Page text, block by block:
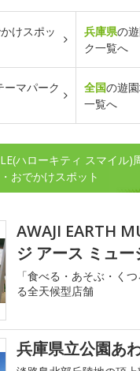
けスポッ
兵庫県の
ク一覧へ
ーマパーク
全国の遊
一覧へ
ハローキティ スマイル)
おでかけスポット
AWAJI EARTH
ジ アース ミュー
「食べる・あそぶ・く
る全天候型店舗
兵庫県立公園あ